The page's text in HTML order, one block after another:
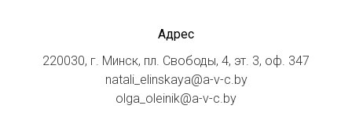
Адрес
220030, г. Минск, пл. Свободы, 4, эт. 3, оф. 347
natali_elinskaya@a-v-c.by
olga_oleinik@a-v-c.by